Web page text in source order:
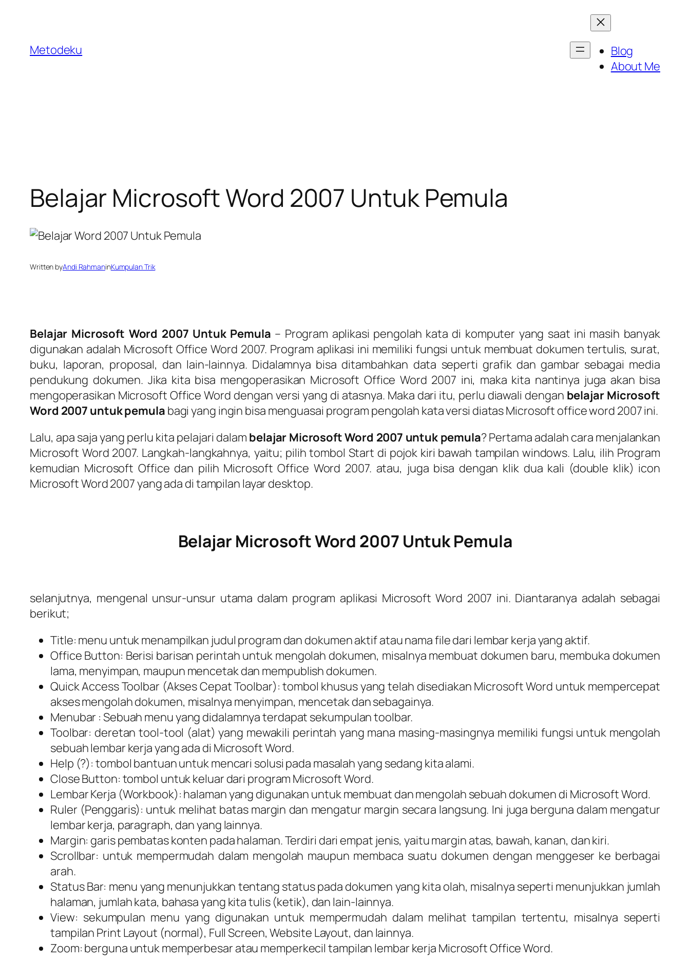
contentMetodeku
Blog
About Me
Belajar Microsoft Word 2007 Untuk Pemula
Written byAndi RahmaninKumpulan Trik
Belajar Microsoft Word 2007 Untuk Pemula – Program aplikasi pengolah kata di komputer yang saat ini masih banyak
digunakan adalah Microsoft Office Word 2007. Program aplikasi ini memiliki fungsi untuk membuat dokumen tertulis, surat,
buku, laporan, proposal, dan lain-lainnya. Didalamnya bisa ditambahkan data seperti grafik dan gambar sebagai media
pendukung dokumen. Jika kita bisa mengoperasikan Microsoft Office Word 2007 ini, maka kita nantinya juga akan bisa
mengoperasikan Microsoft Office Word dengan versi yang di atasnya. Maka dari itu, perlu diawali dengan belajar Microsoft
Word 2007 untuk pemula bagi yang ingin bisa menguasai program pengolah kata versi diatas Microsoft office word 2007 ini.
Lalu, apa saja yang perlu kita pelajari dalam belajar Microsoft Word 2007 untuk pemula? Pertama adalah cara menjalankan
Microsoft Word 2007. Langkah-langkahnya, yaitu; pilih tombol Start di pojok kiri bawah tampilan windows. Lalu, ilih Program
kemudian Microsoft Office dan pilih Microsoft Office Word 2007. atau, juga bisa dengan klik dua kali (double klik) icon
Microsoft Word 2007 yang ada di tampilan layar desktop.
Belajar Microsoft Word 2007 Untuk Pemula
selanjutnya, mengenal unsur-unsur utama dalam program aplikasi Microsoft Word 2007 ini. Diantaranya adalah sebagai
berikut;
Title: menu untuk menampilkan judul program dan dokumen aktif atau nama file dari lembar kerja yang aktif.
Office Button: Berisi barisan perintah untuk mengolah dokumen, misalnya membuat dokumen baru, membuka dokumen
lama, menyimpan, maupun mencetak dan mempublish dokumen.
Quick Access Toolbar (Akses Cepat Toolbar): tombol khusus yang telah disediakan Microsoft Word untuk mempercepat
akses mengolah dokumen, misalnya menyimpan, mencetak dan sebagainya.
Menubar : Sebuah menu yang didalamnya terdapat sekumpulan toolbar.
Toolbar: deretan tool-tool (alat) yang mewakili perintah yang mana masing-masingnya memiliki fungsi untuk mengolah
sebuah lembar kerja yang ada di Microsoft Word.
Help (?): tombol bantuan untuk mencari solusi pada masalah yang sedang kita alami.
Close Button: tombol untuk keluar dari program Microsoft Word.
Lembar Kerja (Workbook): halaman yang digunakan untuk membuat dan mengolah sebuah dokumen di Microsoft Word.
Ruler (Penggaris): untuk melihat batas margin dan mengatur margin secara langsung. Ini juga berguna dalam mengatur
lembar kerja, paragraph, dan yang lainnya.
Margin: garis pembatas konten pada halaman. Terdiri dari empat jenis, yaitu margin atas, bawah, kanan, dan kiri.
Scrollbar: untuk mempermudah dalam mengolah maupun membaca suatu dokumen dengan menggeser ke berbagai
arah.
Status Bar: menu yang menunjukkan tentang status pada dokumen yang kita olah, misalnya seperti menunjukkan jumlah
halaman, jumlah kata, bahasa yang kita tulis (ketik), dan lain-lainnya.
View: sekumpulan menu yang digunakan untuk mempermudah dalam melihat tampilan tertentu, misalnya seperti
tampilan Print Layout (normal), Full Screen, Website Layout, dan lainnya.
Zoom: berguna untuk memperbesar atau memperkecil tampilan lembar kerja Microsoft Office Word.